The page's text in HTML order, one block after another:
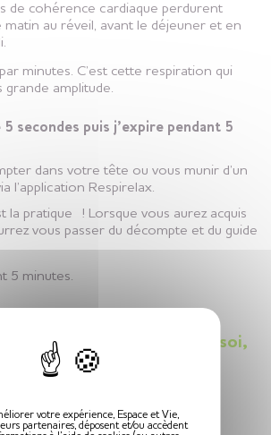
de cohérence cardiaque perdurent
matin au réveil, avant le déjeuner et en
minutes. C’est cette respiration qui
grande amplitude.
5 secondes puis j’expire pendant 5
dans votre tête ou vous munir d’un
l’application Respirelax.
la pratique ! Lorsque vous aurez acquis
vous passer du décompte et du guide
5 minutes.
une pause, pour soi,
pour son bien-être.
votre expérience, Espace et Vie,
partenaires, déposent et/ou accèdent